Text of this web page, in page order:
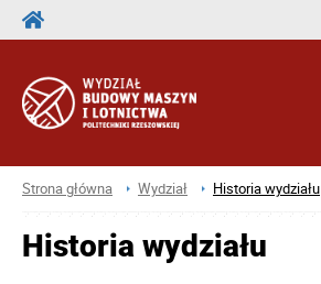
Strona główna Wydział Historia wydziału
Historia wydziału